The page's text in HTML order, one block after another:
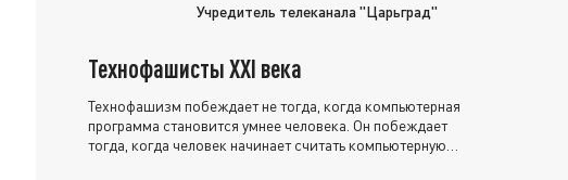
Учредитель телеканала "Царьград"
Технофашисты XXI века
Технофашизм побеждает не тогда, когда компьютерная
программа становится умнее человека. Он побеждает
тогда, когда человек начинает считать компьютерную